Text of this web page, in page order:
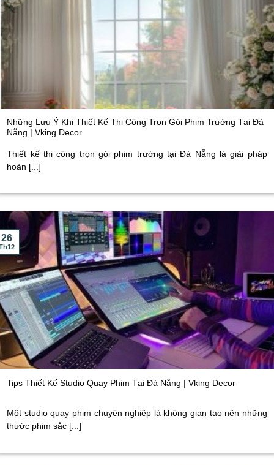
Những Lưu Ý Khi Thiết Kế Thi Công Trọn Gói Phim Trường Tại Đà
Nẵng | Vking Decor
Thiết kế thi công trọn gói phim trường tại Đà Nẵng là giải pháp
hoàn [...]
Tips Thiết Kế Studio Quay Phim Tại Đà Nẵng | Vking Decor
Một studio quay phim chuyên nghiệp là không gian tạo nên những
thước phim sắc [...]
26